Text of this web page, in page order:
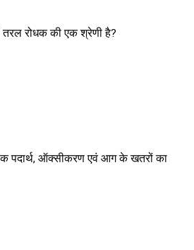
तरल रोधक की एक श्रेणी है?
पदार्थ, ऑक्सीकरण एवं आग के खतरों का